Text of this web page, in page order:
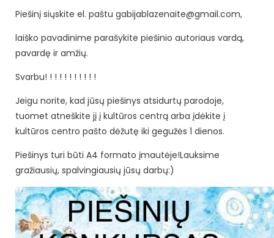
Piešinį siųskite el. paštu gabijablazenaite@gmail.com,
laiško pavadinime parašykite piešinio autoriaus vardą,
pavardę ir amžių.
Svarbu! ! ! ! ! ! ! ! ! ! !
Jeigu norite, kad jūsų piešinys atsidurtų parodoje,
tuomet atneškite jį į kultūros centrą arba įdėkite į
kultūros centro pašto dėžutę iki gegužės 1 dienos.
Piešinys turi būti A4 formato įmautėje!Lauksime
gražiausių, spalvingiausių jūsų darbų:)